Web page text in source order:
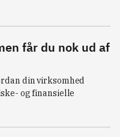
får du nok ud af
din virksomhed
og finansielle